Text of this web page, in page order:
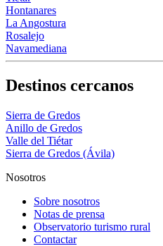
Hontanares
La Angostura
Rosalejo
Navamediana
Destinos cercanos
Sierra de Gredos
Anillo de Gredos
Valle del Tiétar
Sierra de Gredos (Ávila)
Nosotros
Sobre nosotros
Notas de prensa
Observatorio turismo rural
Contactar